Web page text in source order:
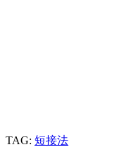
TAG: 短接法